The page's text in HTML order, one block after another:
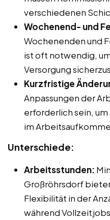
verschiedenen
Wochenend- und
Wochenenden und
ist oft notwendig,
Versorgung
Kurzfristige
Anpassungen der
erforderlich sein,
im
Unterschiede:
Arbeitsstunden:
Großröhrsdorf
Flexibilität in der
während